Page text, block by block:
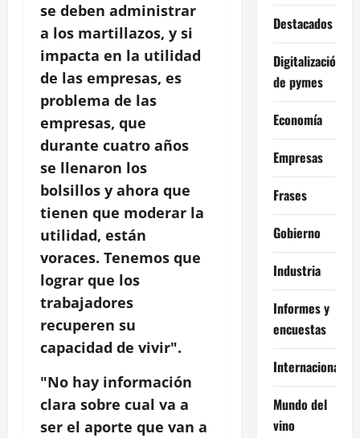
se deben administrar
a los martillazos, y si
impacta en la utilidad
de las empresas, es
problema de las
empresas, que
durante cuatro años
se llenaron los
bolsillos y ahora que
tienen que moderar la
utilidad, están
voraces. Tenemos que
lograr que los
trabajadores
recuperen su
capacidad de vivir".
"No hay información
clara sobre cual va a
ser el aporte que van a
Destacados
Digitalización
de pymes
Economía
Empresas
Frases
Gobierno
Industria
Informes y
encuestas
Internacional
Mundo del
vino